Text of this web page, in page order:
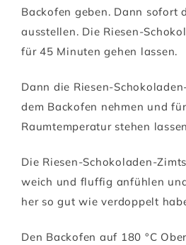
Backofen geben. Dann sofort
ausstellen. Die Riesen-
für 45 Minuten gehen lassen.
Dann die Riesen-
dem Backofen nehmen und
Raumtemperatur stehen
Die Riesen-Schokoladen-
weich und fluffig anfühlen
her so gut wie verdoppelt
Den Backofen auf 180 °C